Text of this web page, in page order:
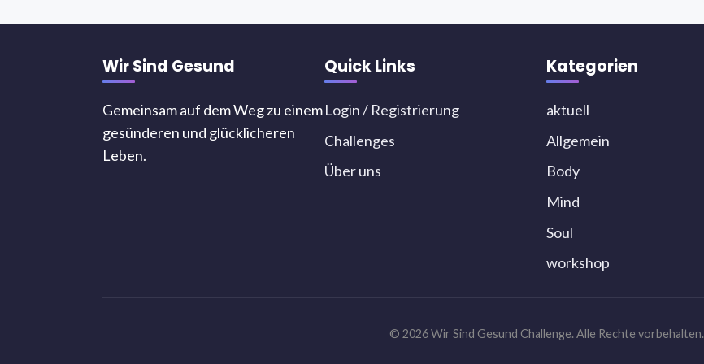
Wir Sind Gesund
Gemeinsam auf dem Weg zu einem
gesünderen und glücklicheren
Leben.
Quick Links
Login / Registrierung
Challenges
Über uns
Kategorien
aktuell
Allgemein
Body
Mind
Soul
workshop
© 2026 Wir Sind Gesund Challenge. Alle Rechte vorbehalten.